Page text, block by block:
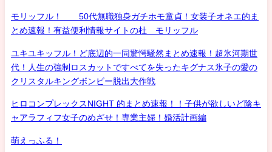
モリッフル！ 50代無職独身ガチホモ童貞！女装子オネエ的ま
とめ速報！有益便利情報サイトの杜 モリッフル
ユキユキッフル！ど底辺的一同驚愕騒然まとめ速報！超氷河期世
代！人生の強制ロスカットですべてを失ったキグナス氷子の愛の
クリスタルキングボンビー脱出大作戦
ヒロコンプレックスNIGHT 的まとめ速報！！子供が欲しいど陰キ
ャアラフィフ女子のめざせ！専業主婦！婚活計画編
萌えっふる！